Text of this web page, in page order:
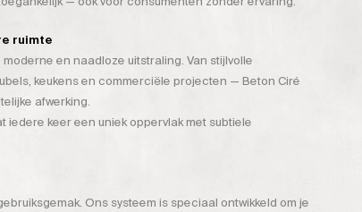
ruimte
en naadloze uitstraling. Van stijlvolle
keukens en commerciële projecten — Beton Ciré
afwerking.
keer een uniek oppervlak met subtiele
Ons systeem is speciaal ontwikkeld om je